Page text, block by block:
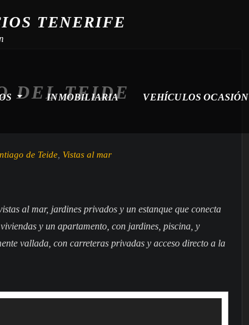
TENERIFE
INMOBILIARIA VEHÍCULOS OCASIÓN
DEL TEIDE
de Teide Vistas al mar
al mar, jardines privados y un estanque que conecta
y un apartamento, con jardines, piscina, y
vallada, con carreteras privadas y acceso directo a la